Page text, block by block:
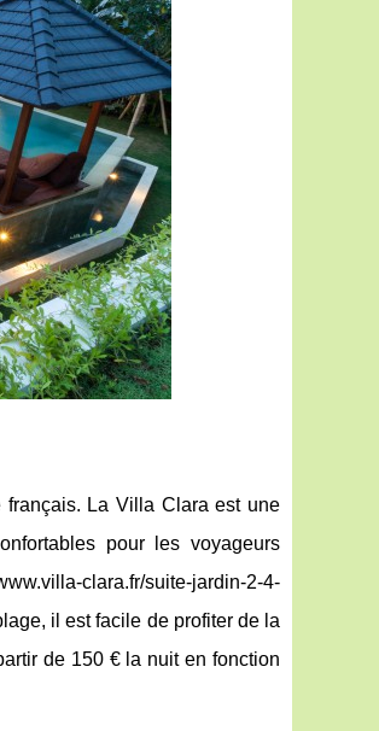
La Villa Clara est une
pour les voyageurs
clara.fr/suite-jardin-2-4-
il est facile de profiter de la
de 150 € la nuit en fonction